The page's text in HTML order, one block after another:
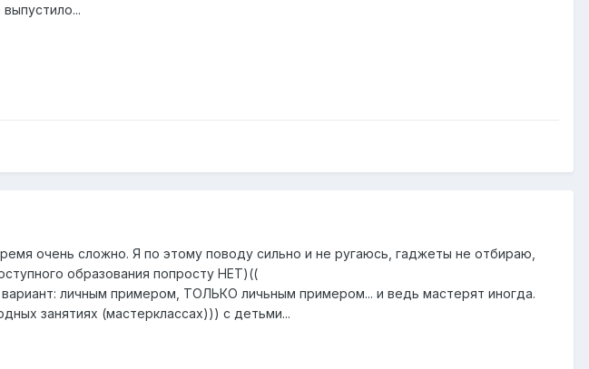
очень сложно. Я по этому поводу сильно и не ругаюсь, гаджеты не отбираю,
образования попросту НЕТ)((
личным примером, ТОЛЬКО личьным примером... и ведь мастерят иногда.
занятиях (мастерклассах))) с детьми...